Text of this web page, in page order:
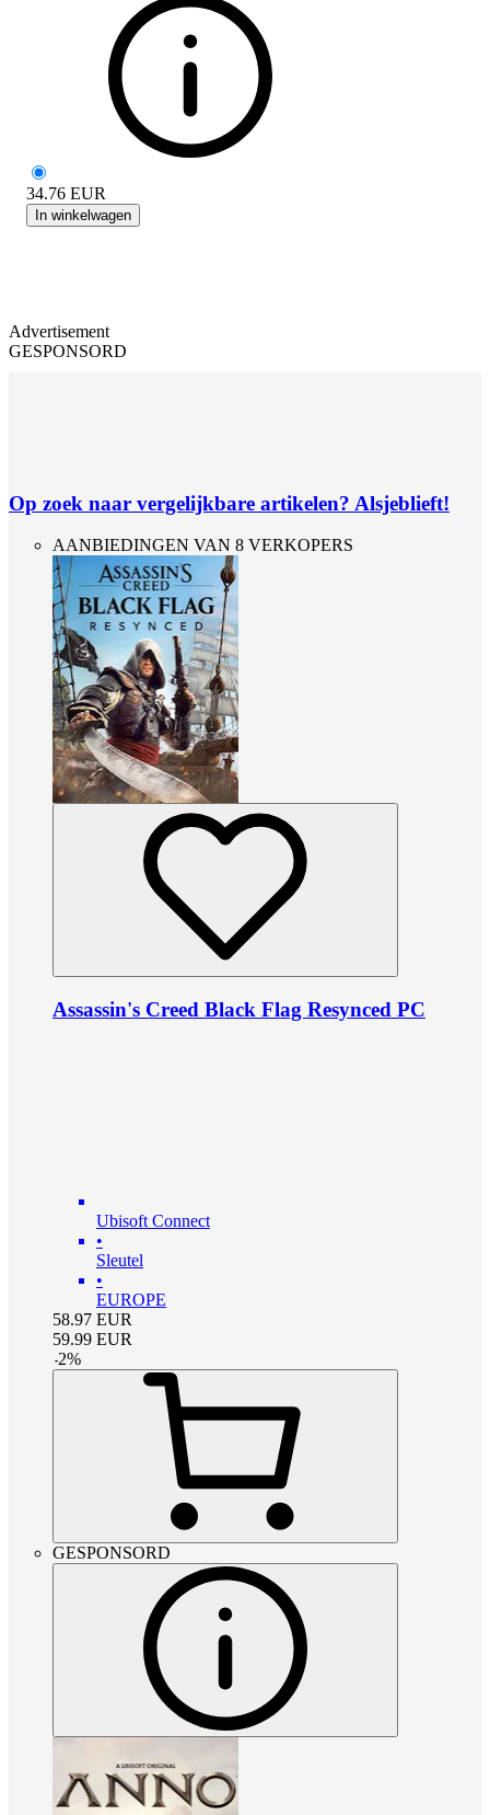
34.76 EUR
In winkelwagen
Advertisement
GESPONSORD
Op zoek naar vergelijkbare artikelen? Alsjeblieft!
AANBIEDINGEN VAN 8 VERKOPERS
Assassin's Creed Black Flag Resynced PC
Ubisoft Connect
•
Sleutel
•
EUROPE
58.97 EUR
59.99 EUR
-2%
GESPONSORD